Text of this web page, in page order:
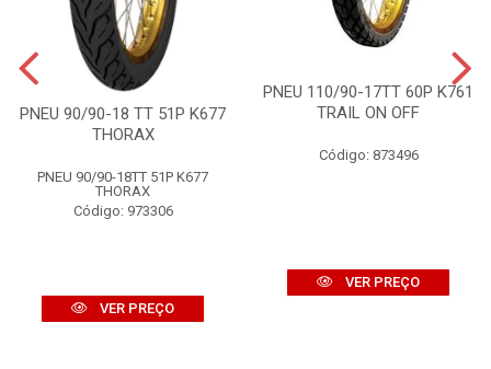
PNEU 90/90-18 TT 51P K677
THORAX
PNEU 90/90-18TT 51P K677
THORAX
Código: 973306
VER PREÇO
PNEU 110/90-17TT 60P K761
TRAIL ON OFF
Código: 873496
VER PREÇO